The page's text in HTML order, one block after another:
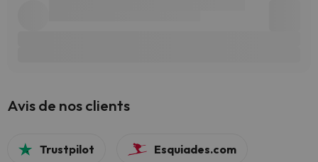
Avis de nos clients
Trustpilot Esquiades.com